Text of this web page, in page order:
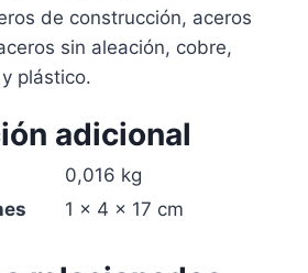
de construcción, aceros
sin aleación, cobre,
plástico.
adicional
0,016 kg
1 × 4 × 17 cm